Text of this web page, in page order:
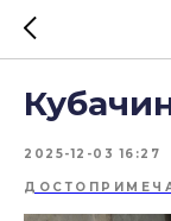
2025-12-03 16:27